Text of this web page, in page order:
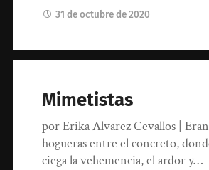
31 de octubre de 2020
Mimetistas
por Erika Alvarez Cevallos |
hogueras entre el concreto,
ciega la vehemencia, el ardor y…